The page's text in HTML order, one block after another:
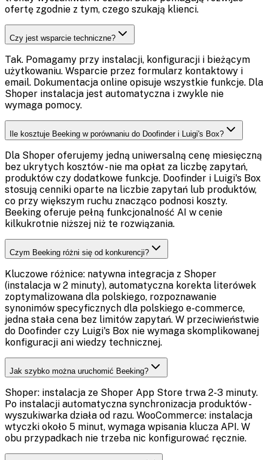
ofertę zgodnie z tym, czego szukają klienci.
Czy jest wsparcie techniczne?
Tak. Pomagamy przy instalacji, konfiguracji i bieżącym
użytkowaniu. Wsparcie przez formularz kontaktowy i
email. Dokumentacja online opisuje wszystkie funkcje. Dla
Shoper instalacja jest automatyczna i zwykle nie
wymaga pomocy.
Ile kosztuje Beeking w porównaniu do Doofinder i Luigi's Box?
Dla Shoper oferujemy jedną uniwersalną cenę miesięczną
bez ukrytych kosztów - nie ma opłat za liczbę zapytań,
produktów czy dodatkowe funkcje. Doofinder i Luigi's Box
stosują cenniki oparte na liczbie zapytań lub produktów,
co przy większym ruchu znacząco podnosi koszty.
Beeking oferuje pełną funkcjonalność AI w cenie
kilkukrotnie niższej niż te rozwiązania.
Czym Beeking różni się od konkurencji?
Kluczowe różnice: natywna integracja z Shoper
(instalacja w 2 minuty), automatyczna korekta literówek
zoptymalizowana dla polskiego, rozpoznawanie
synonimów specyficznych dla polskiego e-commerce,
jedna stała cena bez limitów zapytań. W przeciwieństwie
do Doofinder czy Luigi's Box nie wymaga skomplikowanej
konfiguracji ani wiedzy technicznej.
Jak szybko można uruchomić Beeking?
Shoper: instalacja ze Shoper App Store trwa 2-3 minuty.
Po instalacji automatyczna synchronizacja produktów -
wyszukiwarka działa od razu. WooCommerce: instalacja
wtyczki około 5 minut, wymaga wpisania klucza API. W
obu przypadkach nie trzeba nic konfigurować ręcznie.